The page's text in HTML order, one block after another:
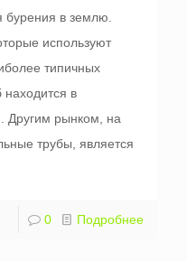
бурения в землю.
используют
типичных
в
Другим рынком, на
трубы, является
0 Подробнее